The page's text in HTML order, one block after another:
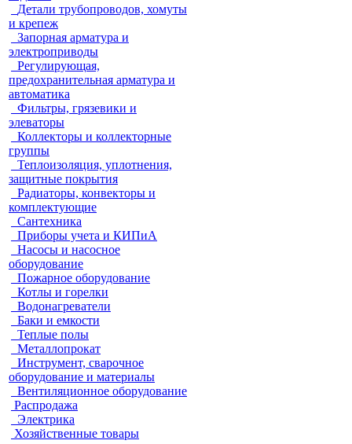
Детали трубопроводов, хомуты
и крепеж
Запорная арматура и
электроприводы
Регулирующая,
предохранительная арматура и
автоматика
Фильтры, грязевики и
элеваторы
Коллекторы и коллекторные
группы
Теплоизоляция, уплотнения,
защитные покрытия
Радиаторы, конвекторы и
комплектующие
Сантехника
Приборы учета и КИПиА
Насосы и насосное
оборудование
Пожарное оборудование
Котлы и горелки
Водонагреватели
Баки и емкости
Теплые полы
Металлопрокат
Инструмент, сварочное
оборудование и материалы
Вентиляционное оборудование
Распродажа
Электрика
Хозяйственные товары